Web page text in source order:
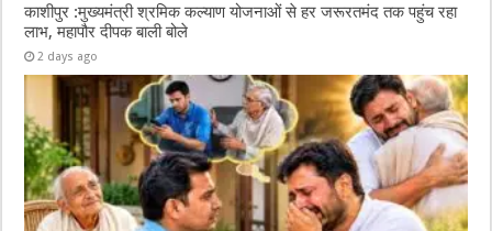
काशीपुर :मुख्यमंत्री श्रमिक कल्याण योजनाओं से हर जरूरतमंद तक पहुंच रहा
लाभ, महापौर दीपक बाली बोले
2 days ago